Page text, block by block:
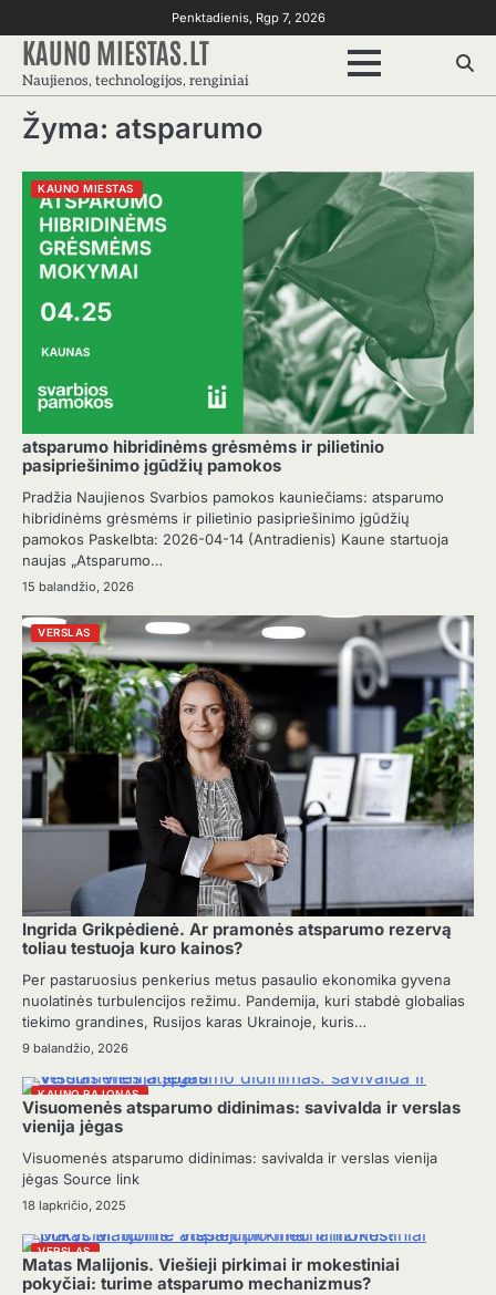
to
content
Penktadienis, Rgp 7, 2026
KAUNO MIESTAS.LT
Naujienos, technologijos, renginiai
Žyma: atsparumo
KAUNO MIESTAS
atsparumo hibridinėms grėsmėms ir pilietinio
pasipriešinimo įgūdžių pamokos
Pradžia Naujienos Svarbios pamokos kauniečiams: atsparumo
hibridinėms grėsmėms ir pilietinio pasipriešinimo įgūdžių
pamokos Paskelbta: 2026-04-14 (Antradienis) Kaune startuoja
naujas „Atsparumo…
15 balandžio, 2026
VERSLAS
Ingrida Grikpėdienė. Ar pramonės atsparumo rezervą
toliau testuoja kuro kainos?
Per pastaruosius penkerius metus pasaulio ekonomika gyvena
nuolatinės turbulencijos režimu. Pandemija, kuri stabdė globalias
tiekimo grandines, Rusijos karas Ukrainoje, kuris…
9 balandžio, 2026
KAUNO RAJONAS
Visuomenės atsparumo didinimas: savivalda ir verslas
vienija jėgas
Visuomenės atsparumo didinimas: savivalda ir verslas vienija
jėgas Source link
18 lapkričio, 2025
VERSLAS
Matas Malijonis. Viešieji pirkimai ir mokestiniai
pokyčiai: turime atsparumo mechanizmus?